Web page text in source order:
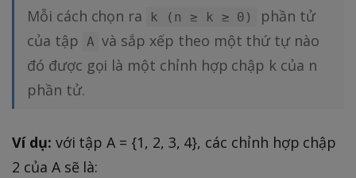
Mỗi cách chọn ra k (n ≥ k ≥ 0)
phần tử
của tập A và sắp xếp theo một thứ tự nào
đó được gọi là một chỉnh hợp chập k của n
phần tử.
Ví dụ: với tập A = {1, 2, 3, 4}, các chỉnh hợp chập
2 của A sẽ là: